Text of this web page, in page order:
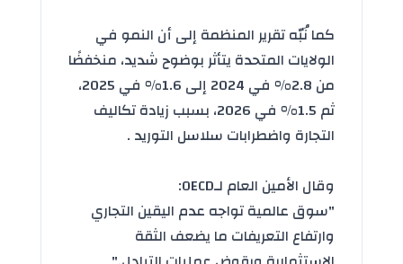
كما نُبّه تقرير المنظمة إلى أن النمو في
الولايات المتحدة يتأثر بوضوح شديد، منخفضًا
من 2.8% في 2024 إلى 1.6% في 2025،
ثم 1.5% في 2026، بسبب زيادة تكاليف
التجارة واضطرابات سلاسل التوريد .
وقال الأمين العام لـOECD:
"سوق عالميةتواجه عدم اليقين التجاري
وارتفاع التعريفات ما يضعف الثقة